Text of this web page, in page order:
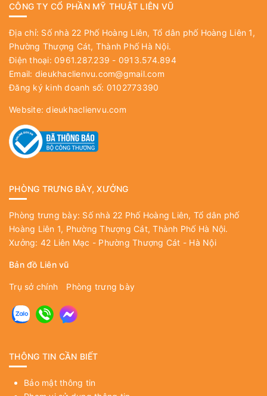
CÔNG TY CỔ PHẦN MỸ THUẬT LIÊN VŨ
Địa chỉ: Số nhà 22 Phố Hoàng Liên, Tổ dân phố Hoàng Liên 1,
Phường Thượng Cát, Thành Phố Hà Nội.
Điện thoại: 0961.287.239 - 0913.574.894
Email: dieukhaclienvu.com@gmail.com
Đăng ký kinh doanh số: 0102773390
Website:dieukhaclienvu.com
PHÒNG TRƯNG BÀY, XƯỞNG
Phòng trưng bày: Số nhà 22 Phố Hoàng Liên, Tổ dân phố
Hoàng Liên 1, Phường Thượng Cát, Thành Phố Hà Nội.
Xưởng: 42 Liên Mạc - Phường Thượng Cát - Hà Nội
Bản đồ Liên vũ
Trụ sở chính Phòng trưng bày
THÔNG TIN CẦN BIẾT
Bảo mật thông tin